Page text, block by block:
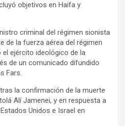
objetivos en Haifa y
criminal del régimen sionista
de la fuerza aérea del régimen
ejército ideológico de la
de un comunicado difundido
Fars.
la confirmación de la muerte
Alí Jamenei, y en respuesta a
Unidos e Israel en